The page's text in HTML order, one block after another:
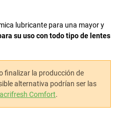
lubricante para una mayor y
su uso con todo tipo de lentes
finalizar la producción de
alternativa podrían ser las
Comfort.